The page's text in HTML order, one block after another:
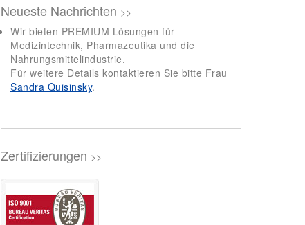
Neueste Nachrichten >>
Wir bieten PREMIUM Lösungen für
Medizintechnik, Pharmazeutika und die
Nahrungsmittelindustrie.
Für weitere Details kontaktieren Sie bitte Frau
Sandra Quisinsky.
Zertifizierungen >>